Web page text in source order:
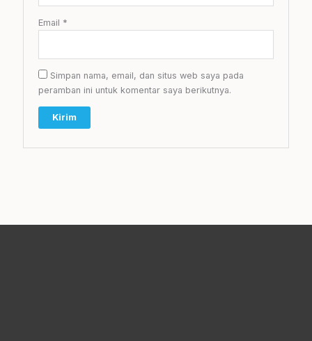
Email *
Simpan nama, email, dan situs web saya pada
peramban ini untuk komentar saya berikutnya.